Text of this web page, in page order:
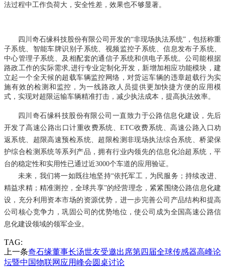
法过程中工作负荷大，安全性差，效果也不够显著。
四川奇石缘科技股份有限公司开发的“非现场执法系统”，包括称重
子系统、智能车牌识别子系统、视频监控子系统、信息发布子系统、
中心管理子系统、及相配套的通信子系统和供电子系统。公司能根据
路政工作的实际需求,进行专业定制化开发，新增加相应功能模块，建
立起一个全天候的超载车辆监控网络，对货运车辆的违章超载行为实
施有效的检测和监控，为一线路政人员提供更加快捷方便的应用模
式，实现对超限运输车辆精准打击，减少执法成本，提高执法效率。
四川奇石缘科技股份有限公司一直致力于公路信息化建设，先后
开发了高速公路出口计重收费系统、ETC收费系统、高速公路入口劝
返系统、超限高速预检系统、超限检测非现场执法综合系统、桥梁保
护综合检测系统等系列产品，拥有行业内领先的信息化治超系统，平
台的稳定性和实用性已通过近3000个车道的应用验证。
未来，我们将一如既往地坚持“依托军工，为民服务；持续改进、
精益求精；精准测控，全球共享”的经营理念，紧紧围绕公路信息化建
设，充分利用资本市场的资源优势，进一步完善公司产品结构和提高
公司核心竞争力，巩固公司的优势地位，使公司成为全国高速公路信
息化建设领域的领军企业。
TAG:
上一条奇石缘董事长汤世友受邀出席第四届全球传感器高峰论
坛暨中国物联网应用峰会圆桌讨论